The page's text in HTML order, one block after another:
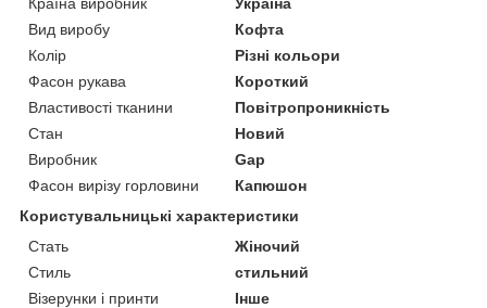
Вид виробу
Кофта
Колір
Різні кольори
Фасон рукава
Короткий
Властивості тканини
Повітропроникність
Стан
Новий
Виробник
Gap
Фасон вирізу горловини
Капюшон
Користувальницькі характеристики
Стать
Жіночий
Стиль
стильний
Візерунки і принти
Інше